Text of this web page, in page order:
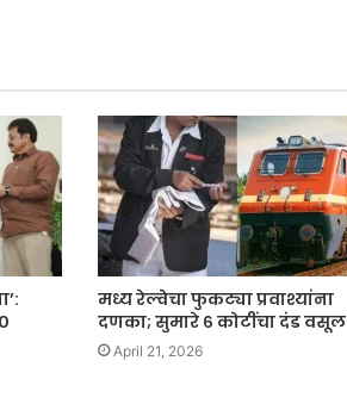
मध्य रेल्वेचा फुकट्या प्रवाश्यांना
दणका; सुमारे ६ कोटींचा दंड वसूल
April 21, 2026